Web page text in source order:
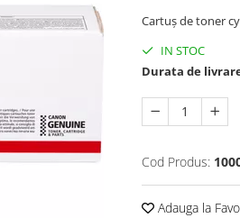
Cartuș de toner
IN STOC
Durata de
Cod Produs:
Adauga la